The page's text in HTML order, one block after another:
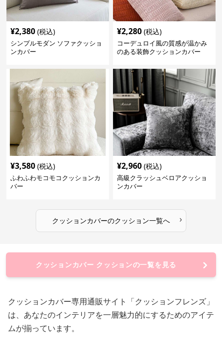
¥2,380 (税込)
シンプルモダン ソファクッショ
ンカバー
¥2,280 (税込)
コーデュロイ風の質感が温かみ
のある装飾クッションカバー
¥3,580 (税込)
ふわふわモコモコクッションカ
バー
¥2,960 (税込)
高級クラッシュベロアクッショ
ンカバー
クッションカバーのクッション一覧へ ›
クッションカバー クッションの一覧を見る
クッションカバー専用通販サイト「クッションフレンズ」
は、あなたのインテリアを一層魅力的にするためのアイテ
ムが揃っています。